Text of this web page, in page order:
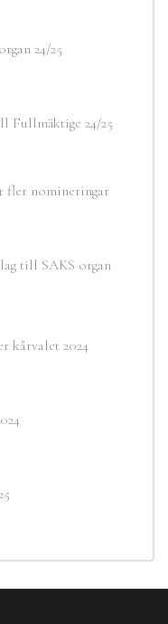
24/25
Fullmäktige 24/25
fler nomineringar
till SAKS organ
kårvalet 2024